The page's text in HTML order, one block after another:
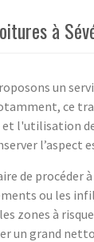
à
un
ce
et l'utilisation
l’aspect
de
ou les
zones à
un grand